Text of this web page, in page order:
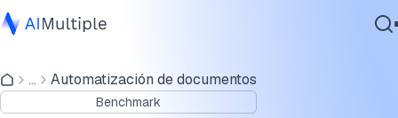
IA agencial
Ciberseguridad
... Automatización de documentos
Benchmark
Metodología